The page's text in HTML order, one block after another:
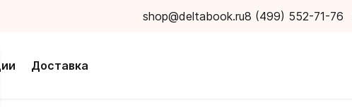
shop@deltabook.ru8 (499) 552-71-76
Доставка